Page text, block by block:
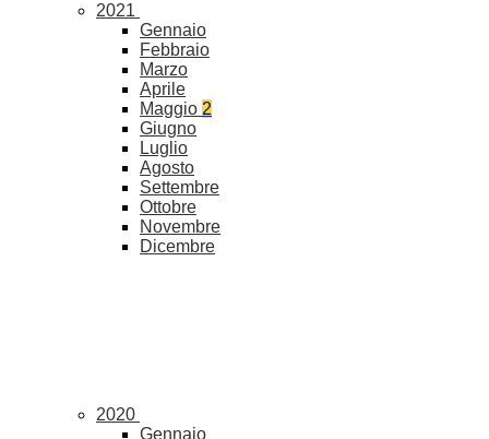
2021
Gennaio
Febbraio
Marzo
Aprile
Maggio 2
Giugno
Luglio
Agosto
Settembre
Ottobre
Novembre
Dicembre
2020
Gennaio